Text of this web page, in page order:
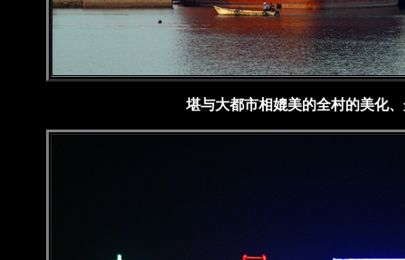
堪与大都市相媲美的全村的美化